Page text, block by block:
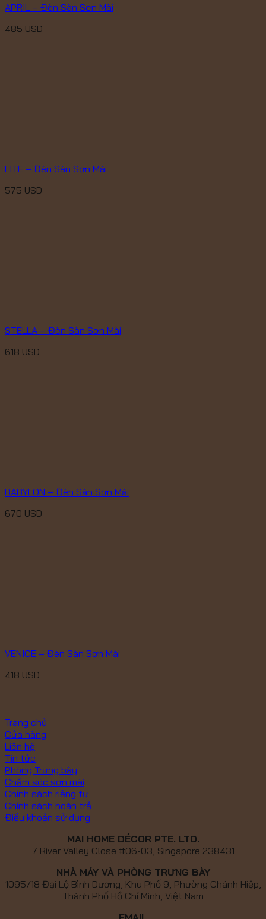
APRIL – Đèn Sàn Sơn Mài
485 USD
LITE – Đèn Sàn Sơn Mài
575 USD
STELLA – Đèn Sàn Sơn Mài
618 USD
BABYLON – Đèn Sàn Sơn Mài
670 USD
VENICE – Đèn Sàn Sơn Mài
418 USD
Trang chủ
Cửa hàng
Liên hệ
Tin tức
Phòng Trưng bày
Chăm sóc sơn mài
Chính sách riêng tư
Chính sách hoàn trả
Điều khoản sử dụng
MAI HOME DÉCOR PTE. LTD.
7 River Valley Close #06-03, Singapore 238431
NHÀ MÁY VÀ PHÒNG TRƯNG BÀY
1095/18 Đại Lộ Bình Dương, Khu Phố 9, Phường Chánh Hiệp,
Thành Phố Hồ Chí Minh, Việt Nam